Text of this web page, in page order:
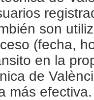
son
(fecha,
en la
de
más efectiva.